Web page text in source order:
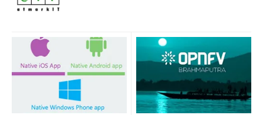
害ですが、pingなどに応答するにもかかわらずサービスが利用で
サーバの障害が原因ですが、途中の経路や、同じネットワーク内
の別の障害が原因で発生する場合もあります。
システム管理者はどのサービスが利用できないのか、なぜ利用
できないのかといった原因を究明し、早急にサービスを復旧する
か、あるいは復旧できない旨を通知して対策を講じる必要があり